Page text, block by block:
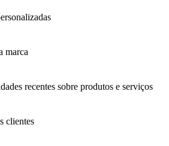
marca
recentes sobre produtos e serviços
clientes